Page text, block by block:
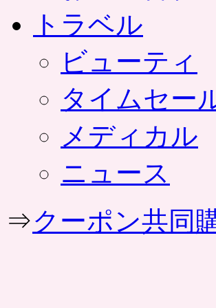
トラベル
ビューティ
タイムセー
メディカル
ニュース
⇒クーポン共同